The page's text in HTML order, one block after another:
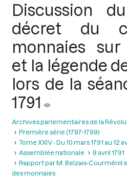
Discussion
décret du
monnaies sur
et la légende
lors de la
1791
Archives parlementaires de la
Première série (1787-1799)
Tome XXIV - Du 10 mars 1791 au 12
Assemblée nationale
9 avril 1791
Rapport par M. Belzais-Courménil
des monnaies